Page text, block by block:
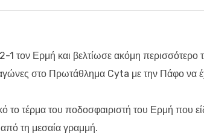
1 τον Ερμή και βελτίωσε ακόμη περισσότερο
στο Πρωτάθλημα Cyta με την Πάφο να
το τέρμα του ποδοσφαιριστή του Ερμή που
από τη μεσαία γραμμή.